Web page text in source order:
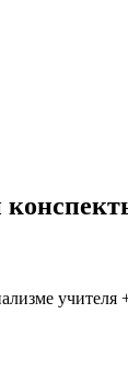
учителя